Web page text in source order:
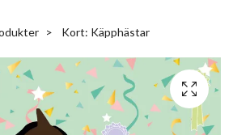
Kort: Käpphästar